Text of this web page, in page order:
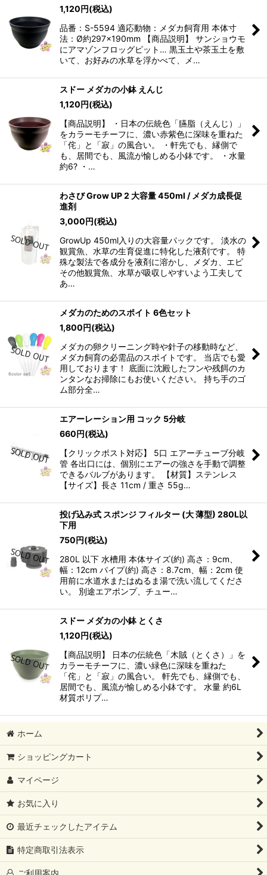
1,120円(税込)
品番：S-5594 適応動物：メダカ飼育用 本体寸
法：Ø約297×190mm 【商品説明】 サンショウモ
にアマゾンフロッグピット… 黒玉土や茶玉土を敷
いて、お好みの水草を浮かべて、メ…
スドー メダカの小鉢 えんじ
1,120円(税込)
【商品説明】 ・日本の伝統色「臙脂（えんじ）」
をカラーモチーフに、濃い赤紫色に深味を重ねた
「侘」と「寂」の風合い。 ・軒先でも、縁側で
も、居間でも、風流が愉しめる小鉢です。 ・水量
約6? ・…
わさび Grow UP 2 大容量 450ml / メダカ成長促
進剤
3,000円(税込)
GrowUp 450ml入りの大容量パックです。 淡水の
観賞魚、水草の生育促進に特化した液剤です。 特
殊な製法で各成分を液剤に溶かし、メダカ、エビ
その他観賞魚、水草が吸収しやすいよう工夫して
あ…
メダカのためのスポイト 6色セット
1,800円(税込)
メダカの卵クリーニング時や針子の移動時など、
メダカ飼育の必需品のスポイトです。 当店でも愛
用しております！ 底面に沈殿したフンや残餌のカ
ンタンなお掃除にもお使いください。 持ち手のゴ
ム部分全…
エアーレーション用 コック 5分岐
660円(税込)
【クリックポスト対応】 5口 エアーチューブ分岐
管 各出口には、個別にエアーの強さを手動で調整
できるバルブがあります。 【材質】ステンレス
【サイズ】長さ 11cm / 重さ 55g…
投げ込み式 スポンジ フィルター (大 薄型) 280L以
下用
750円(税込)
280L 以下 水槽用 本体サイズ(約) 高さ：9cm、
幅：12cm パイプ(約) 高さ：8.7cm、幅：2cm 使
用前に水道水またはぬるま湯で洗い流してくださ
い。 別途エアポンプ、チュー…
スドー メダカの小鉢 とくさ
1,120円(税込)
【商品説明】 日本の伝統色「木賊（とくさ）」を
カラーモチーフに、濃い緑色に深味を重ねた
「侘」と「寂」の風合い。 軒先でも、縁側でも、
居間でも、風流が愉しめる小鉢です。 水量 約6L
材質ポリプ…
ホーム
ショッピングカート
マイページ
お気に入り
最近チェックしたアイテム
特定商取引法表示
ご利用案内